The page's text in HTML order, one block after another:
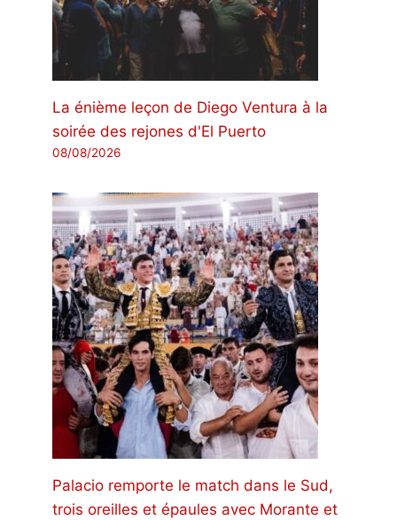
La énième leçon de Diego Ventura à la
soirée des rejones d'El Puerto
08/08/2026
Palacio remporte le match dans le Sud,
trois oreilles et épaules avec Morante et